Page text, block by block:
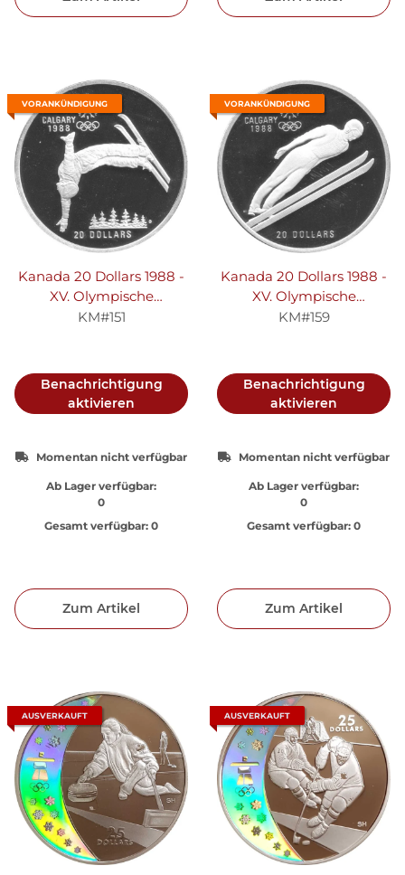
VORANKÜNDIGUNG
Kanada 20 Dollars 1988 -
XV. Olympische
Winterspiele 1988 in
KM#151
Benachrichtigung
aktivieren
Momentan nicht verfügbar
Ab Lager verfügbar:
0
Gesamt verfügbar: 0
Zum Artikel
VORANKÜNDIGUNG
Kanada 20 Dollars 1988 -
XV. Olympische
Winterspiele 1988 in
KM#159
Benachrichtigung
aktivieren
Momentan nicht verfügbar
Ab Lager verfügbar:
0
Gesamt verfügbar: 0
Zum Artikel
AUSVERKAUFT AUSVERKAUFT